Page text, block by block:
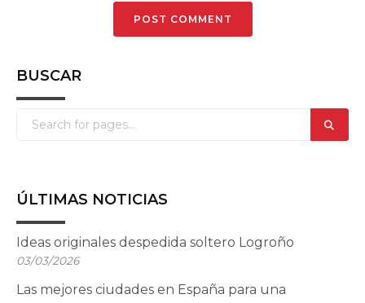
BUSCAR
ÚLTIMAS NOTICIAS
Ideas originales despedida soltero Logroño
03/03/2026
Las mejores ciudades en España para una